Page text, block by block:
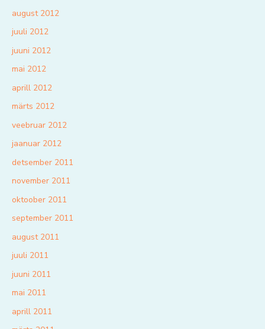
august 2012
juuli 2012
juuni 2012
mai 2012
aprill 2012
märts 2012
veebruar 2012
jaanuar 2012
detsember 2011
november 2011
oktoober 2011
september 2011
august 2011
juuli 2011
juuni 2011
mai 2011
aprill 2011